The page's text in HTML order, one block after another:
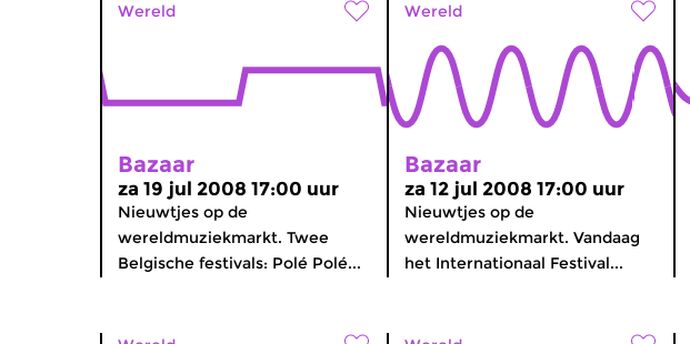
Wereld
Bazaar
za 19 jul 2008 17:00 uur
Nieuwtjes op de
wereldmuziekmarkt. Twee
Belgische festivals: Polé Polé...
Wereld
Bazaar
za 12 jul 2008 17:00 uur
Nieuwtjes op de
wereldmuziekmarkt. Vandaag
het Internationaal Festival...